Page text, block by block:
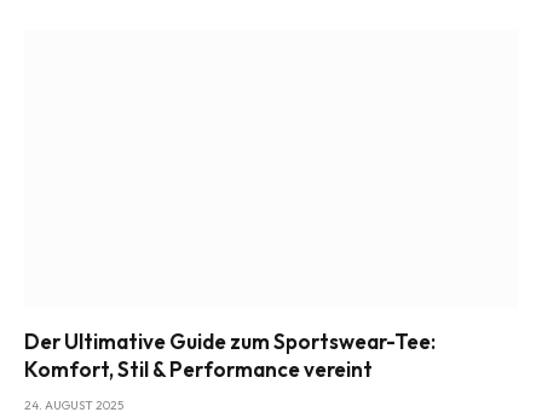
Der Ultimative Guide zum Sportswear-Tee:
Komfort, Stil & Performance vereint
24. AUGUST 2025